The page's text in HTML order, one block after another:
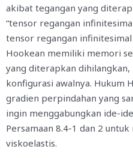
akibat tegangan yang
“tensor regangan
tensor regangan
Hookean memiliki memori
yang diterapkan
konfigurasi awalnya. Hukum
gradien perpindahan yang
ingin menggabungkan ide-
Persamaan 8.4-1 dan 2
viskoelastis.